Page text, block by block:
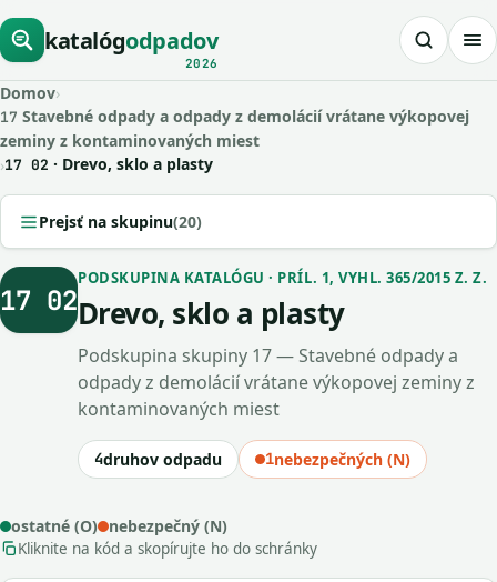
katalógodpadov
2026
Domov›
17 Stavebné odpady a odpady z demolácií vrátane výkopovej
zeminy z kontaminovaných miest
›17 02 · Drevo, sklo a plasty
Prejsť na skupinu(20)
17 02
PODSKUPINA KATALÓGU · PRÍL. 1, VYHL. 365/2015 Z. Z.
Drevo, sklo a plasty
Podskupina skupiny 17 — Stavebné odpady a
odpady z demolácií vrátane výkopovej zeminy z
kontaminovaných miest
4druhov odpadu 1nebezpečných (N)
ostatné (O) nebezpečný (N)
Kliknite na kód a skopírujte ho do schránky